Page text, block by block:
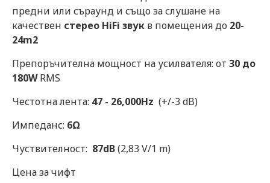
предни или съраунд и също за слушане на
качествен стерео HiFi звук в помещения до 20-
24m2
Препоръчителна мощност на усилвателя: от 30 до
180WRMS
Честотна лента: 47 - 26,000Hz (+/-3 dB)
Импеданс: 6Ω
Чуствителност: 87dB(2,83 V/1 m)
Цена за чифт